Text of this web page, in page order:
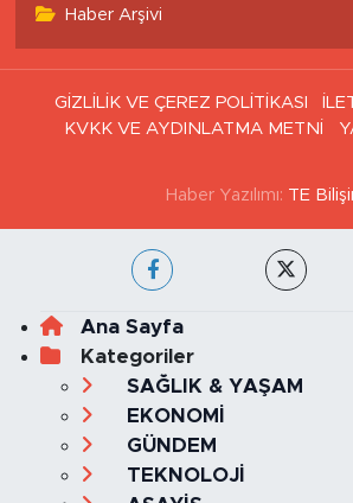
Haber Arşivi
GİZLİLİK VE ÇEREZ POLİTİKASI
KVKK VE AYDINLATMA METNİ
Haber Yazılımı: TE
Ana Sayfa
Kategoriler
SAĞLIK & YAŞAM
EKONOMİ
GÜNDEM
TEKNOLOJİ